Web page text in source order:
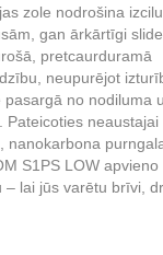
zole nodrošina izcilu
gan ārkārtīgi
pretcaurduramā
neupurējot
no nodiluma
Pateicoties neaustajai
nanokarbona
S1PS LOW apvieno
– lai jūs varētu brīvi,